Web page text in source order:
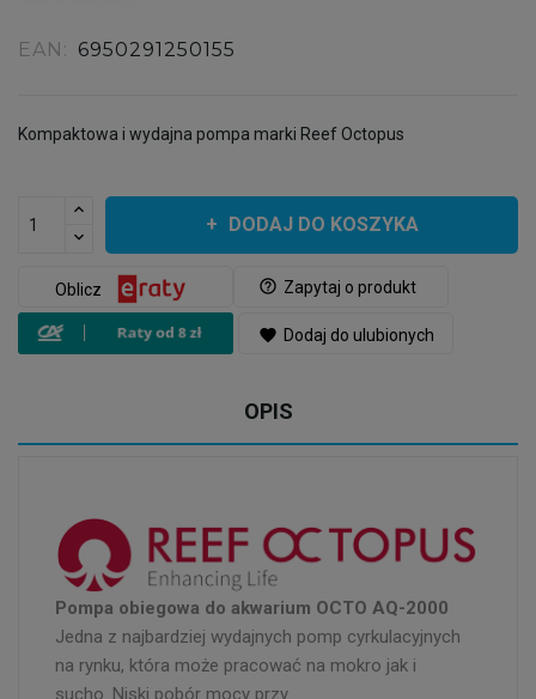
EAN: 6950291250155
Kompaktowa i wydajna pompa marki Reef Octopus
DODAJ DO KOSZYKA
help_outline Zapytaj o produkt
Oblicz
favorite Dodaj do ulubionych
OPIS
Pompa obiegowa do akwarium OCTO AQ-2000
Jedna z najbardziej wydajnych pomp cyrkulacyjnych
na rynku, która może pracować na mokro jak i